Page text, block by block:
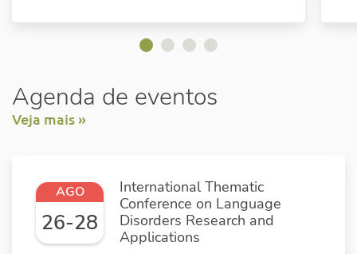
Agenda de eventos
Veja mais »
AGO
26-28
International Thematic
Conference on Language
Disorders Research and
Applications